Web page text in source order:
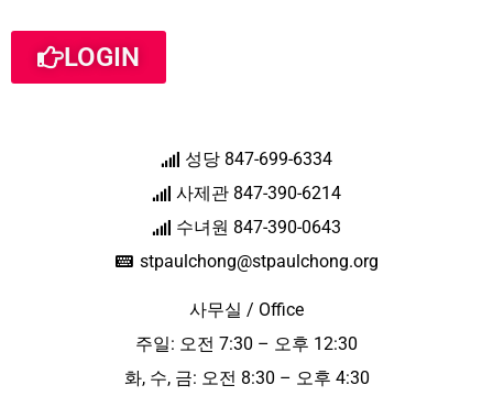
LOGIN
성당 847-699-6334
사제관 847-390-6214
수녀원 847-390-0643
stpaulchong@stpaulchong.org
사무실 / Office
주일: 오전 7:30 – 오후 12:30
화, 수, 금: 오전 8:30 – 오후 4:30